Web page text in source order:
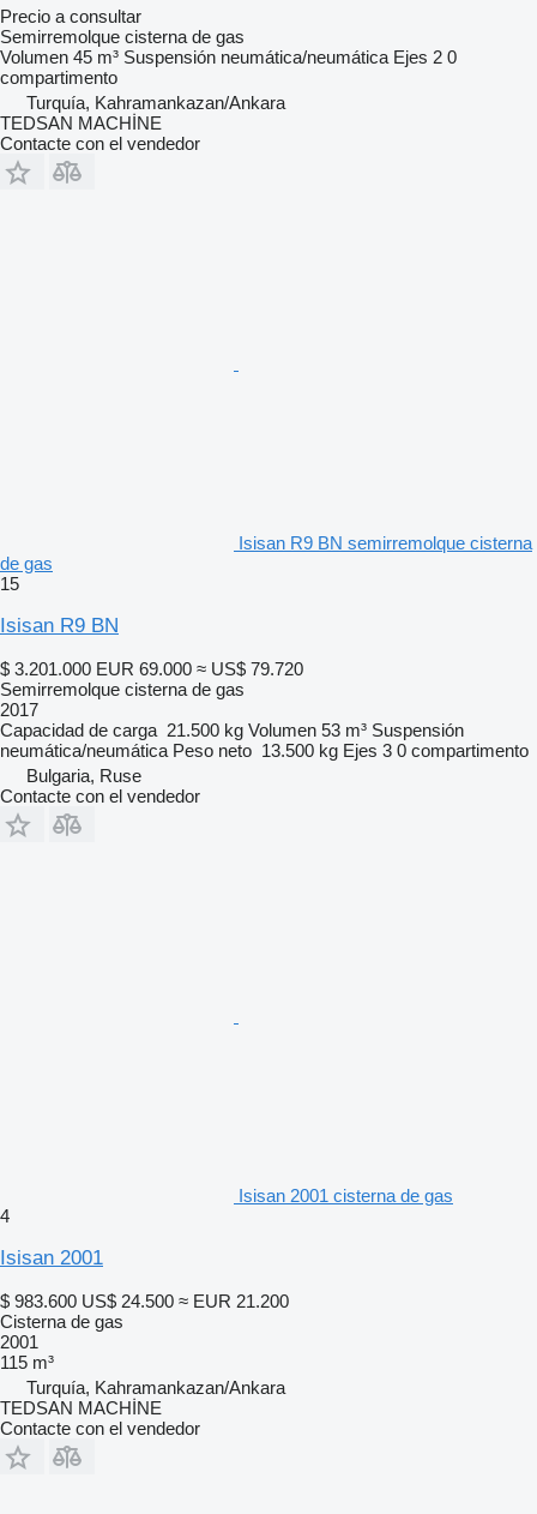
Precio a consultar
Semirremolque cisterna de gas
Volumen 45 m³ Suspensión neumática/neumática Ejes 2 0
compartimento
Turquía, Kahramankazan/Ankara
TEDSAN MACHİNE
Contacte con el vendedor
Isisan R9 BN semirremolque cisterna
de gas
15
Isisan R9 BN
$ 3.201.000 EUR 69.000 ≈ US$ 79.720
Semirremolque cisterna de gas
2017
Capacidad de carga 21.500 kg Volumen 53 m³ Suspensión
neumática/neumática Peso neto 13.500 kg Ejes 3 0 compartimento
Bulgaria, Ruse
Contacte con el vendedor
Isisan 2001 cisterna de gas
4
Isisan 2001
$ 983.600 US$ 24.500 ≈ EUR 21.200
Cisterna de gas
2001
115 m³
Turquía, Kahramankazan/Ankara
TEDSAN MACHİNE
Contacte con el vendedor